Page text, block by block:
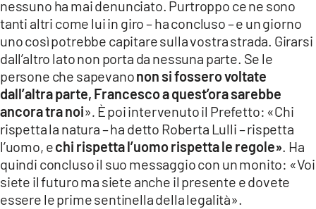
nessuno ha mai denunciato. Purtroppo ce ne sono
tanti altri come lui in giro – ha concluso – e un giorno
uno così potrebbe capitare sulla vostra strada. Girarsi
dall’altro lato non porta da nessuna parte. Se le
persone che sapevanonon si fossero voltate
dall’altra parte, Francesco a quest’ora sarebbe
ancora tra noi». È poi intervenuto il Prefetto: «Chi
rispetta la natura – ha detto Roberta Lulli – rispetta
l’uomo, echi rispetta l’uomo rispetta le regole». Ha
quindi concluso il suo messaggio con un monito: «Voi
siete il futuro ma siete anche il presente e dovete
essere le prime sentinella della legalità».